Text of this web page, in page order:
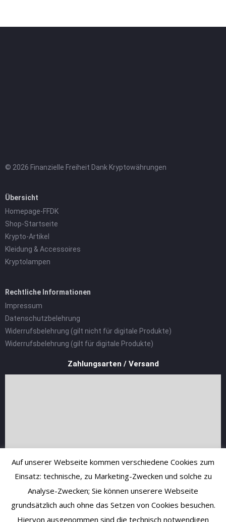
© 2026 Finanzielle Freiheit Dank Kryptowährungen
Übersicht
Homepage-FFDK
Shop-Startseite
Krypto-Artikel
Kleidung & Accessoires
Kryptolampen
Rechtliche Informationen
Impressum
Datenschutzbelehrung
Widerrufsbelehrung (gilt nicht für digitale Produkte)
Widerrufsbelehrung (gilt für digitale Produkte)
Zahlungsarten / Versand
Auf unserer Webseite kommen verschiedene Cookies zum
Einsatz: technische, zu Marketing-Zwecken und solche zu
Analyse-Zwecken; Sie können unserere Webseite
grundsätzlich auch ohne das Setzen von Cookies besuchen.
Hiervon ausgenommen sind die technisch notwendigen